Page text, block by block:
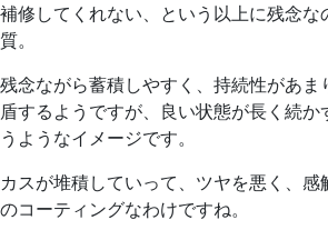
補修してくれない、という以上に残念な
質。
残念ながら蓄積しやすく、持続性があま
盾するようですが、 良い状態が長く続か
う ようなイメージです。
カスが堆積していって、ツヤを悪く、
のコーティングなわけですね。